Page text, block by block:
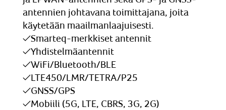
antennien johtavana toimittajana, joita
käytetään maailmanlaajuisesti.
Smarteq-merkkiset antennit
Yhdistelmäantennit
WiFi/Bluetooth/BLE
LTE450/LMR/TETRA/P25
GNSS/GPS
Mobiili (5G, LTE, CBRS, 3G, 2G)